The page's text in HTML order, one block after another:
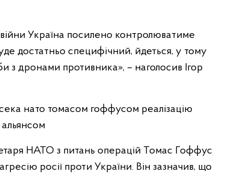
Україна посилено контролюватиме
достатньо специфічний, йдеться, у тому
з дронами противника», – наголосив Ігор
НАТО з питань операцій Томас Гоффус
росії проти України. Він зазначив, що